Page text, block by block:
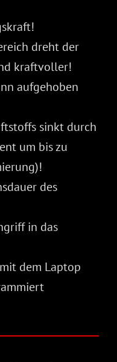
dreht der
kraftvoller!
aufgehoben
sinkt durch
um bis zu
des
in das
dem Laptop